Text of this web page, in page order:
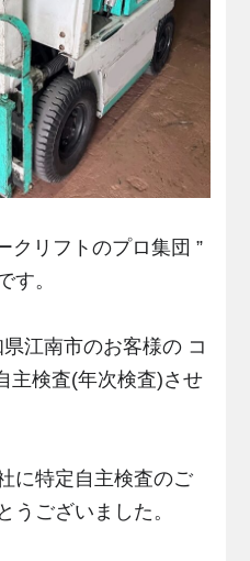
クリフトのプロ集団 ”
す。
江南市のお客様の コ
主検査(年次検査)させ
に特定自主検査のご
うございました。